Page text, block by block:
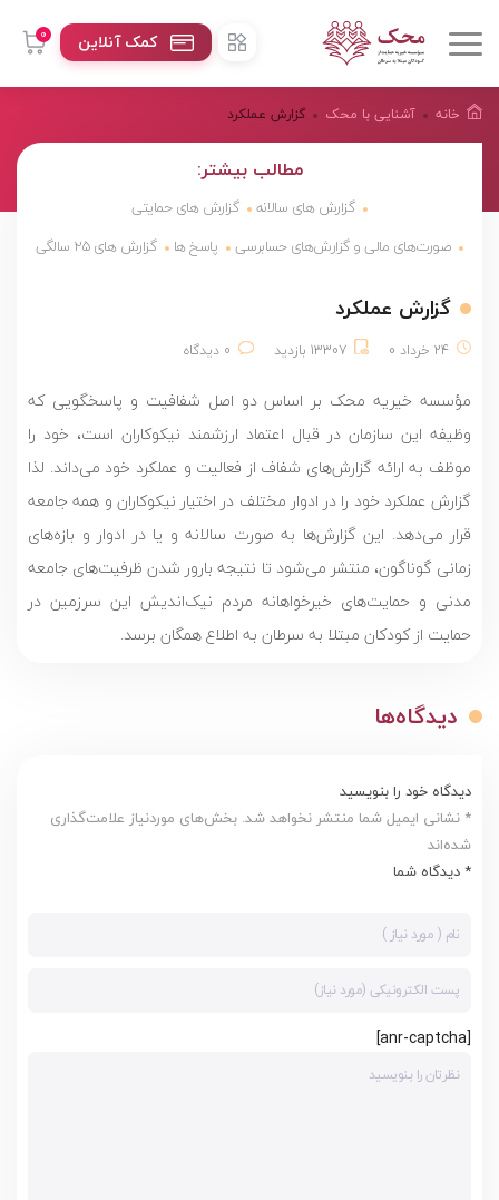
0 کمک آنلاین
خانه آشنایی با محک گزارش عملکرد
مطالب بیشتر:
گزارش های سالانه
گزارش های حمایتی
صورت‌هاى مالی و گزارش‌هاى حسابرسی
پاسخ ها گزارش های ۲۵ سالگی
گزارش عملکرد
24 خرداد 0 13307 بازدید 0 دیدگاه
مؤسسه خیریه محک بر اساس دو اصل شفافیت و پاسخگویی که
وظیفه این سازمان در قبال اعتماد ارزشمند نیکوکاران است، خود را
موظف به ارائه گزارش‌های شفاف از فعالیت و عملکرد خود می‌داند. لذا
گزارش عملکرد خود را در ادوار مختلف در اختیار نیکوکاران و همه جامعه
قرار می‌دهد. این گزارش‌ها به صورت سالانه و یا در ادوار و بازه‌های
زمانی گوناگون، منتشر می‌شود تا نتیجه بارور شدن ظرفیت‌های جامعه
مدنی و حمایت‌های خیرخواهانه مردم نیک‌اندیش این سرزمین در
حمایت از کودکان مبتلا به سرطان به اطلاع همگان برسد.
دیدگاه‌ها
دیدگاه خود را بنویسید
* نشانی ایمیل شما منتشر نخواهد شد. بخش‌های موردنیاز علامت‌گذاری
شده‌اند
* دیدگاه شما
[anr-captcha]